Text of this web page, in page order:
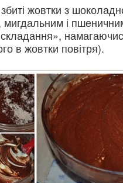
жовтки з
мигдальним і
в жовтки повітря).